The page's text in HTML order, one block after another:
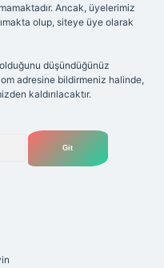
Ancak, üyelerimiz
olup, siteye üye olarak
düşündüğünüz
adresine bildirmeniz halinde,
kaldırılacaktır.